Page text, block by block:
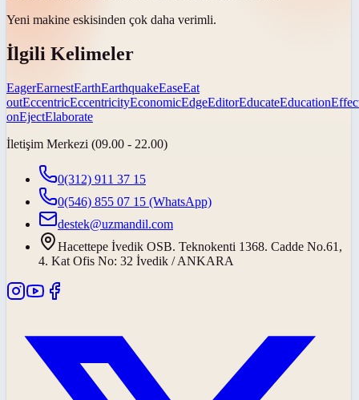
Yeni makine eskisinden çok daha verimli.
İlgili Kelimeler
EagerEarnestEarthEarthquakeEaseEat
outEccentricEccentricityEconomicEdgeEditorEducateEducation
onEjectElaborate
İletişim Merkezi (09.00 - 22.00)
0(312) 911 37 15
0(546) 855 07 15 (WhatsApp)
destek@uzmandil.com
Hacettepe İvedik OSB. Teknokenti 1368. Cadde No.61,
4. Kat Ofis No: 32 İvedik / ANKARA